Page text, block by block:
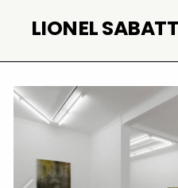
content
LIONEL